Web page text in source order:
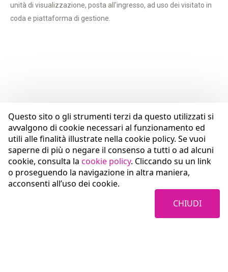
Questo sito o gli strumenti terzi da questo utilizzati si
avvalgono di cookie necessari al funzionamento ed
utili alle finalità illustrate nella cookie policy. Se vuoi
saperne di più o negare il consenso a tutti o ad alcuni
cookie, consulta la cookie policy. Cliccando su un link
o proseguendo la navigazione in altra maniera,
acconsenti all’uso dei cookie.
CHIUDI
unità di visualizzazione, posta all'ingresso, ad uso dei visitato in
coda e piattaforma di gestione.